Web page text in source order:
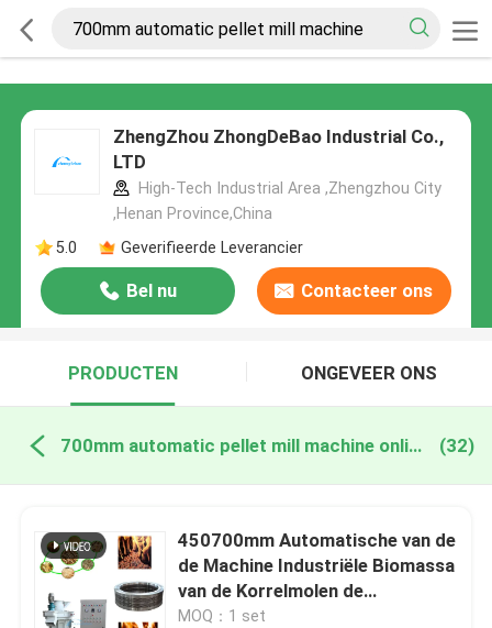
ZhengZhou ZhongDeBao Industrial Co.,
LTD
High-Tech Industrial Area ,Zhengzhou City
,Henan Province,China
5.0
Geverifieerde Leverancier
Bel nu Contacteer ons
PRODUCTEN ONGEVEER ONS
700mm automatic pellet mill machine online fabricage (32)
450700mm Automatische van de
de Machine Industriële Biomassa
van de Korrelmolen de
Korrelmachine
MOQ：1 set